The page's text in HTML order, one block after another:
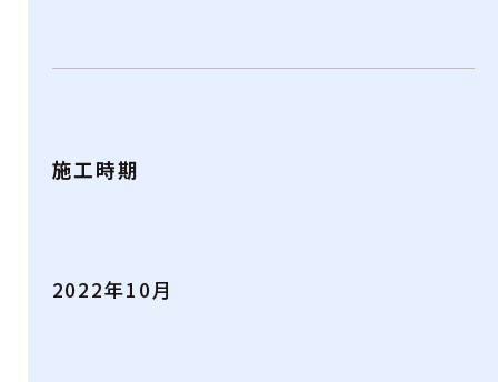
施工時期
2022年10月